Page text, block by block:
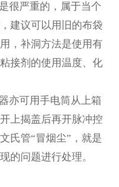
严重的，属于当个
建议可以用旧的布袋
，补洞方法是使用有
接剂的使用温度、化
可用手电筒从上箱
上揭盖后再开脉冲控
氏管“冒烟尘”，就是
的问题进行处理。